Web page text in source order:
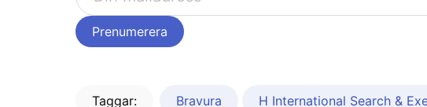
Taggar: Bravura H International Search &